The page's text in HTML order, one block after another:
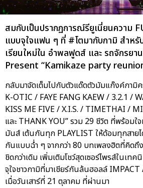
สมกับเป็นปรากฏการณ์รียูเนี่ยนความ
แบบจุใจแฟน ๆ ที่ #โตมากับกามิ สำหรั
เรียนใหม่ใน อำพลฟูดส์ และ รถจักรย
Present “Kamikaze party
กลับมาจัดเต็มไปกับตัวแด๊ดตัวมัมแก๊งค์กามิ
K-OTIC / FAYE FANG KAEW / 3.2.1 /
KISS ME FIVE / X.I.S. / TIMETHAI /
และ THANK YOU” รวม 29 ชีวิต ที่พร้อมใ
มันส์ เต้นกันทุก PLAYLIST ให้ด้อมทุกสาย
กันแบบฉ่ำ ๆ จากกว่า 80 บทเพลงฮิตที่คิดถึ
ชิดกว่าเดิม เพิ่มเติมโชว์สุดเซอร์ไพรส์ในเท
จุใจชาวกามิที่มาเชียร์กันล้นฮอลล์
เมื่อวันเสาร์ที่ 21 ตุลาคม ที่ผ่านมา